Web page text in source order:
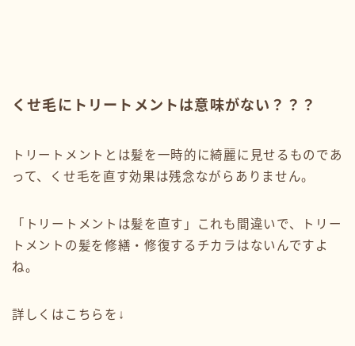
くせ毛にトリートメントは意味がない？？？
トリートメントとは髪を一時的に綺麗に見せるものであ
って、くせ毛を直す効果は残念ながらありません。
「トリートメントは髪を直す」これも間違いで、トリー
トメントの髪を修繕・修復するチカラはないんですよ
ね。
詳しくはこちらを↓